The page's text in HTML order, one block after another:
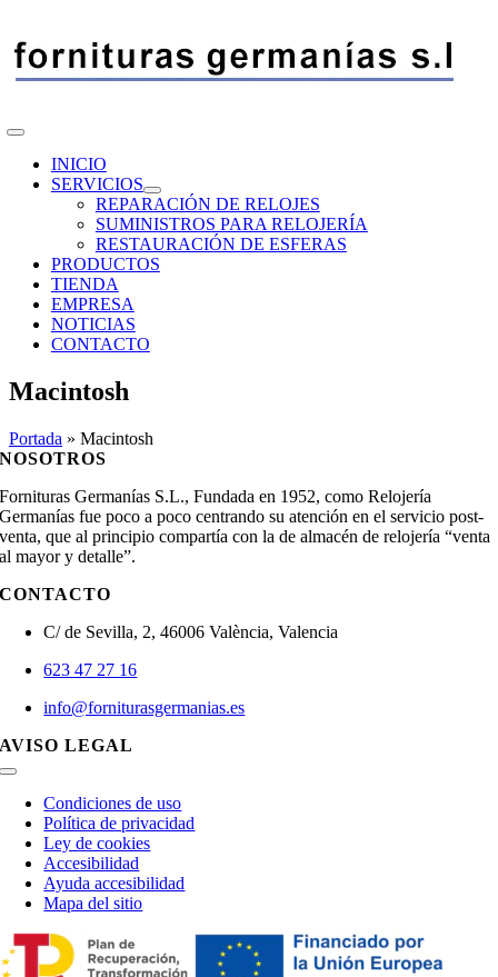
contenido
Toggle
Navigation
INICIO
SERVICIOS
REPARACIÓN DE RELOJES
SUMINISTROS PARA RELOJERÍA
RESTAURACIÓN DE ESFERAS
PRODUCTOS
TIENDA
EMPRESA
NOTICIAS
CONTACTO
Macintosh
Portada » Macintosh
NOSOTROS
Fornituras Germanías S.L., Fundada en 1952, como Relojería
Germanías fue poco a poco centrando su atención en el servicio post-
venta, que al principio compartía con la de almacén de relojería “venta
al mayor y detalle”.
CONTACTO
C/ de Sevilla, 2, 46006 València, Valencia
623 47 27 16
info@forniturasgermanias.es
AVISO LEGAL
Toggle
NavigationCondiciones de uso
Política de privacidad
Ley de cookies
Accesibilidad
Ayuda accesibilidad
Mapa del sitio